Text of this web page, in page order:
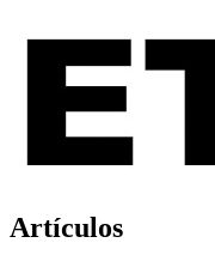
Artículos